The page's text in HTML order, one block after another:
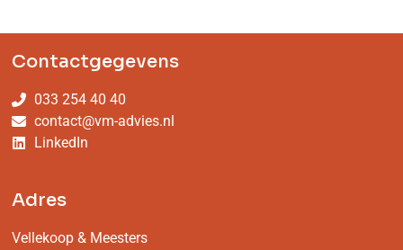
Contactgegevens
033 254 40 40
contact@vm-advies.nl
LinkedIn
Adres
Vellekoop & Meesters